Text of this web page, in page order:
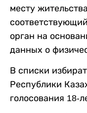
месту
орган на
данных о
В списки
Республики
голосования 18-